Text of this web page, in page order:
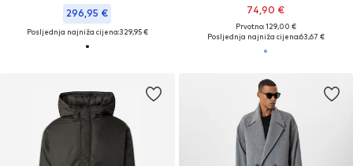
296,95 €
Posljednja najniža cijena:329,95 €
74,90 €
Prvotno: 129,00 €
Posljednja najniža cijena:63,67 €